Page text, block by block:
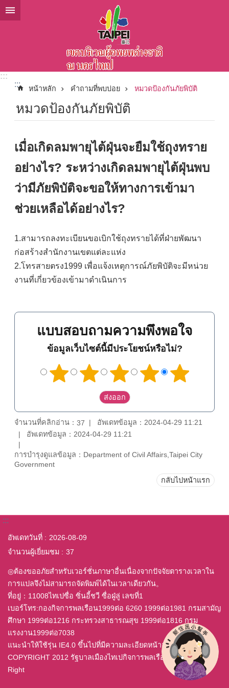
ข้ามไปที่บล็อกเนื้อหาหลัก
:::
:::
หน้าหลัก คำถามที่พบบ่อย หมวดป้องกันภัยพิบัติ
หมวดป้องกันภัยพิบัติ
เมื่อเกิดลมพายุไต้ฝุ่นจะยืมใช้ถุงทราย
อย่างไร? ระหว่างเกิดลมพายุไต้ฝุ่นพบ
ว่ามีภัยพิบัติจะขอให้ทางการเข้ามา
ช่วยเหลือได้อย่างไร?
1.สามารถลงทะเบียนขอเบิกใช้ถุงทรายได้ที่ฝ่ายพัฒนา
ก่อสร้างสำนักงานเขตแต่ละแห่ง
2.โทรสายตรง1999 เพื่อแจ้งเหตุการณ์ภัยพิบัติจะมีหน่วย
งานที่เกี่ยวข้องเข้ามาดำเนินการ
แบบสอบถามความพึงพอใจ
ข้อมูลเว็บไซต์นี้มีประโยชน์หรือไม่?
จำนวนที่คลิกอ่าน： 37
อัพเดทข้อมูล：2024-04-29 11:21
อัพเดทข้อมูล：2024-04-29 11:21
การบำรุงดูแลข้อมูล：Department of Civil Affairs,Taipei City
Government
กลับไปหน้าแรก
:::
อัพเดทวันที่
2026-08-09
จำนวนผู้เยี่ยมชม
37
◎ต้องขออภัยสำหรับเวอร์ชั่นภาษาอื่นเนื่องจากปัจจัยตารางเวลาใน
การแปลจึงไม่สามารถจัดพิมพ์ได้ในเวลาเดียวกัน。
ที่อยู่：11008ไทเปซื่อ ซิ่นอี้ชวี ซื่อฝู่ลู่ เลขที่1
เบอร์โทร:กองกิจการพลเรือน1999ต่อ 6260 1999ต่อ1981 กรมสามัญ
ศึกษา 1999ต่อ1216 กระทรวงสาธารณสุข 1999ต่อ1816 กรม
แรงงาน1999ต่อ7038
แนะนำให้ใช้รุ่น IE4.0 ขึ้นไปที่มีความละเอียดหน้าจอ 800x600
COPYRIGHT 2012 รัฐบาลเมืองไทเปกิจการพลเรือนสำนักสงวน All
Right